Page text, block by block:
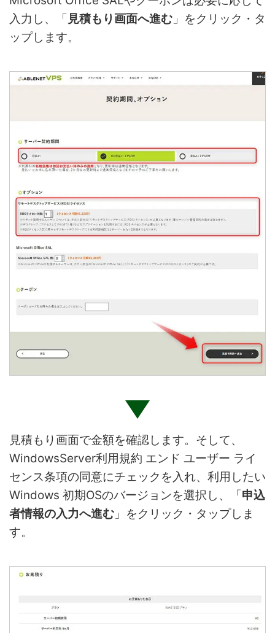
入力し、「 見積もり画面へ進む 」をクリック・タ
ップします。
見積もり画面で金額を確認します。そして、
WindowsServer利用規約 エンド ユーザー ライ
センス条項の同意にチェックを入れ、利用したい
Windows 初期OSのバージョンを選択し、「申込
者情報の入力へ進む 」をクリック・タップしま
す。